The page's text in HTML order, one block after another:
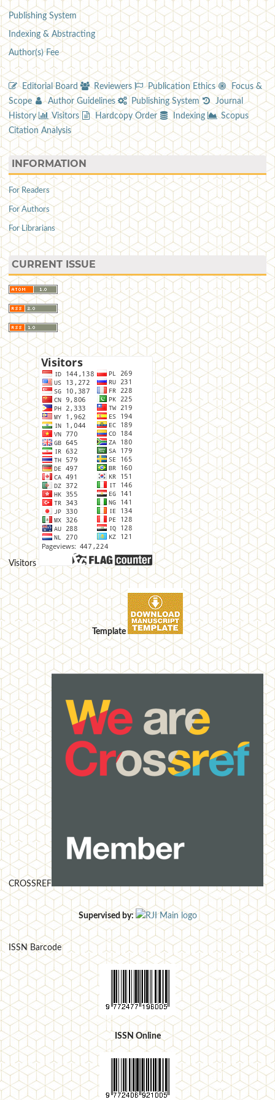
Publishing System
Indexing & Abstracting
Author(s) Fee
Editorial Board Reviewers Publication Ethics
Focus &
Scope
Author Guidelines Publishing System
Journal
History
Visitors Hardcopy Order Indexing
Scopus
Citation Analysis
INFORMATION
For Readers
For Authors
For Librarians
CURRENT ISSUE
Visitors
Template
CROSSREF
Supervised by:
ISSN Barcode
ISSN Online